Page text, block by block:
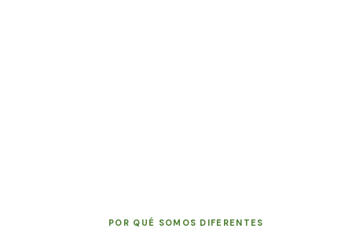
POR QUÉ SOMOS DIFERENTES